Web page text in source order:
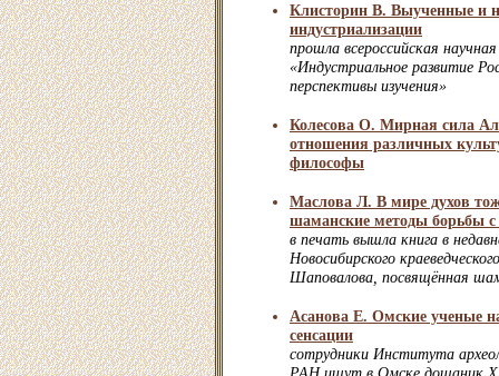
Клисторин В. Выученные и
индустриализации
прошла всероссийская
«Индустриальное развитие
перспективы изучения»
Колесова О. Мирная сила
отношения различных
философы
Маслова Л. В мире духов
шаманские методы борьбы с
в печать вышла книга в
Новосибирского
Шаповалова, посвящённая
Асанова Е. Омские ученые
сенсации
сотрудники Института